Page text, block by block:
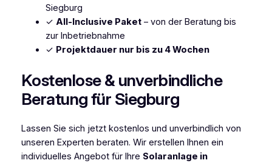
Siegburg
✓ All-Inclusive Paket– von der Beratung bis
zur Inbetriebnahme
✓ Projektdauer nur bis zu 4 Wochen
Kostenlose & unverbindliche
Beratung für Siegburg
Lassen Sie sich jetzt kostenlos und unverbindlich von
unseren Experten beraten. Wir erstellen Ihnen ein
individuelles Angebot für Ihre Solaranlage in